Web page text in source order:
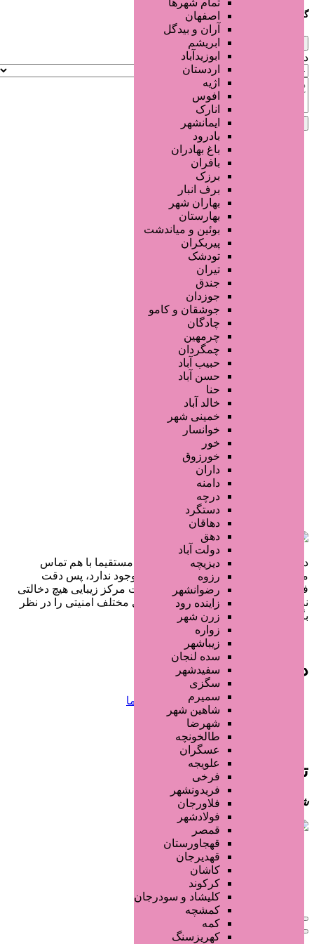
تمام شهر‌ها
اصفهان
آران و بیدگل
ابریشم
ابوزیدآباد
اردستان
اژیه
افوس
انارک
ایمانشهر
بادرود
باغ بهادران
بافران
برزک
برف انبار
بهاران شهر
بهارستان
بوئین و میاندشت
پیربکران
تودشک
تیران
جندق
جوزدان
جوشقان و کامو
چادگان
چرمهین
چمگردان
حبیب آباد
حسن آباد
حنا
خالد آباد
خمینی شهر
خوانسار
خور
خورزوق
داران
دامنه
درچه
دستگرد
دهاقان
دهق
دولت آباد
دیزیچه
رزوه
رضوانشهر
زاینده رود
زرن شهر
زواره
زیباشهر
سده لنجان
سفیدشهر
سگزی
سمیرم
شاهین شهر
شهرضا
طالخونچه
عسگران
علویجه
فرخی
فریدونشهر
فلاورجان
فولادشهر
قمصر
قهجاورستان
قهدیرجان
کاشان
کرکوند
کلیشاد و سودرجان
کمشچه
کمه
کهریزسنگ
گزارش مشکل آگهی
دلیل‌های پیش‌فرض:
ارسال گزارش
در سایت تبلیغاتی مرکز زیبایی کاربران مستقیما با هم تماس
می‌گیرند و هیچ واسطه‌ای در این میان وجود ندارد، پس دقت
فرمایید که در خرید و فروشِ شما سایت مرکز زیبایی هیچ دخالتی
نداشته و کاربران باید خودشان جنبه‌های مختلف امنیتی را در نظر
بگیرند.
دسترسی سریع
صفحه اختصاصی کسب و کار شما
ثبت آگهی انبوه تبلیغاتی
سفارش رپورتاژ آگهی
طراحی سایت : ققنوس پارس
تماس با ما
شماره تماس: 02191304320
ثبت تبلیغ انبوه
سفارش مینی سایت